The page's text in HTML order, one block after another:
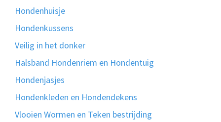
Hondenhuisje
Hondenkussens
Veilig in het donker
Halsband Hondenriem en Hondentuig
Hondenjasjes
Hondenkleden en Hondendekens
Vlooien Wormen en Teken bestrijding